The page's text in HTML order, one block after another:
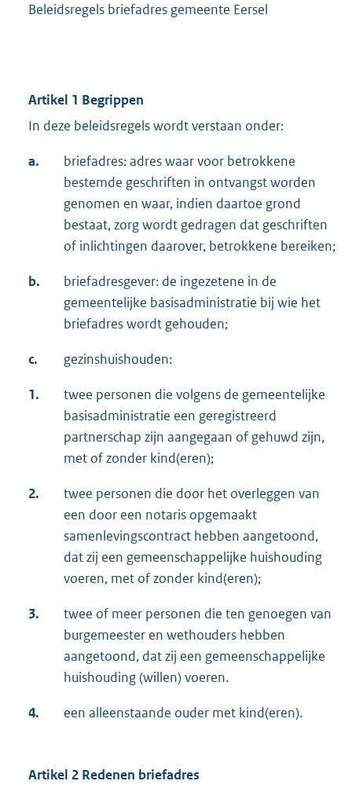
Beleidsregels briefadres gemeente Eersel
Artikel 1 Begrippen
In deze beleidsregels wordt verstaan onder:
a.
briefadres: adres waar voor betrokkene
bestemde geschriften in ontvangst worden
genomen en waar, indien daartoe grond
bestaat, zorg wordt gedragen dat geschriften
of inlichtingen daarover, betrokkene bereiken;
b.
briefadresgever: de ingezetene in de
gemeentelijke basisadministratie bij wie het
briefadres wordt gehouden;
c. gezinshuishouden:
1.
twee personen die volgens de gemeentelijke
basisadministratie een geregistreerd
partnerschap zijn aangegaan of gehuwd zijn,
met of zonder kind(eren);
2.
twee personen die door het overleggen van
een door een notaris opgemaakt
samenlevingscontract hebben aangetoond,
dat zij een gemeenschappelijke huishouding
voeren, met of zonder kind(eren);
3.
twee of meer personen die ten genoegen van
burgemeester en wethouders hebben
aangetoond, dat zij een gemeenschappelijke
huishouding (willen) voeren.
4. een alleenstaande ouder met kind(eren).
Artikel 2 Redenen briefadres